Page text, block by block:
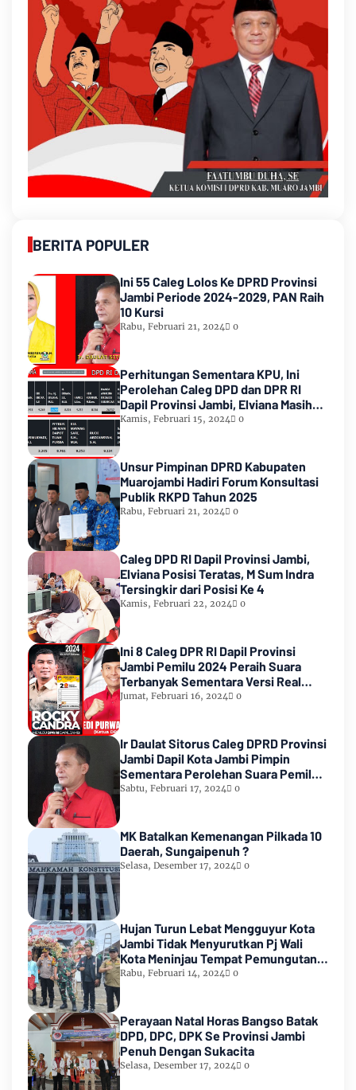
BERITA POPULER
Ini 55 Caleg Lolos Ke DPRD Provinsi
Jambi Periode 2024-2029, PAN Raih
10 Kursi
Rabu, Februari 21, 2024 0
Perhitungan Sementara KPU, Ini
Perolehan Caleg DPD dan DPR RI
Dapil Provinsi Jambi, Elviana Masih
Urutan Kedua Teratas
Kamis, Februari 15, 2024 0
Unsur Pimpinan DPRD Kabupaten
Muarojambi Hadiri Forum Konsultasi
Publik RKPD Tahun 2025
Rabu, Februari 21, 2024 0
Caleg DPD RI Dapil Provinsi Jambi,
Elviana Posisi Teratas, M Sum Indra
Tersingkir dari Posisi Ke 4
Kamis, Februari 22, 2024 0
Ini 8 Caleg DPR RI Dapil Provinsi
Jambi Pemilu 2024 Peraih Suara
Terbanyak Sementara Versi Real
Count KPU RI
Jumat, Februari 16, 2024 0
Ir Daulat Sitorus Caleg DPRD Provinsi
Jambi Dapil Kota Jambi Pimpin
Sementara Perolehan Suara Pemilu
2024
Sabtu, Februari 17, 2024 0
MK Batalkan Kemenangan Pilkada 10
Daerah, Sungaipenuh ?
Selasa, Desember 17, 2024 0
Hujan Turun Lebat Mengguyur Kota
Jambi Tidak Menyurutkan Pj Wali
Kota Meninjau Tempat Pemungutan
Suara Pemilu 2024
Rabu, Februari 14, 2024 0
Perayaan Natal Horas Bangso Batak
DPD, DPC, DPK Se Provinsi Jambi
Penuh Dengan Sukacita
Selasa, Desember 17, 2024 0